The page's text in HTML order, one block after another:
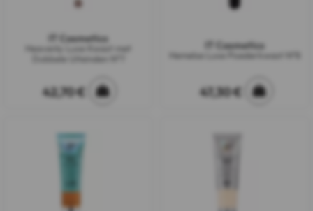
IT Cosmetics
Heavenly Luxe Kwast met
Dubbele Uiteinden N°7
42,70 €
IT Cosmetics
Hemelse Luxe Poederkwast N°8
47,30 €